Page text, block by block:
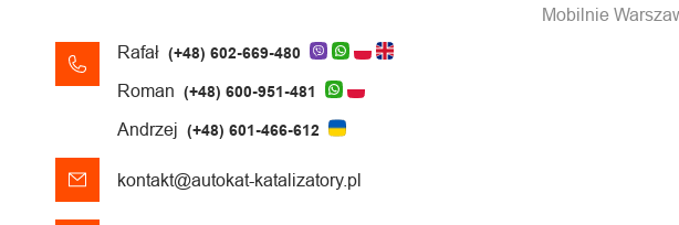
Rafał (+48) 602-669-480
Roman (+48) 600-951-481
Andrzej (+48) 601-466-612
kontakt@autokat-katalizatory.pl
Mobilnie